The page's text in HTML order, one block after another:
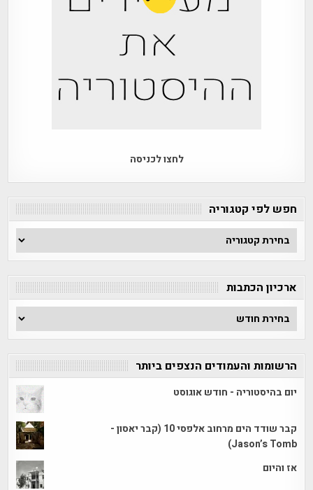
לחצו לכניסה
חפש לפי קטגוריה
חפש
לפי
ארכיון הכתבות
ארכיון
הכתבות
הרשומות והעמודים הנצפים ביותר
יום בהיסטוריה - חודש אוגוסט
קבר שודד הים מרחוב אלפסי 10 (קבר יאסון -
Jason’s Tomb)
אז והיום